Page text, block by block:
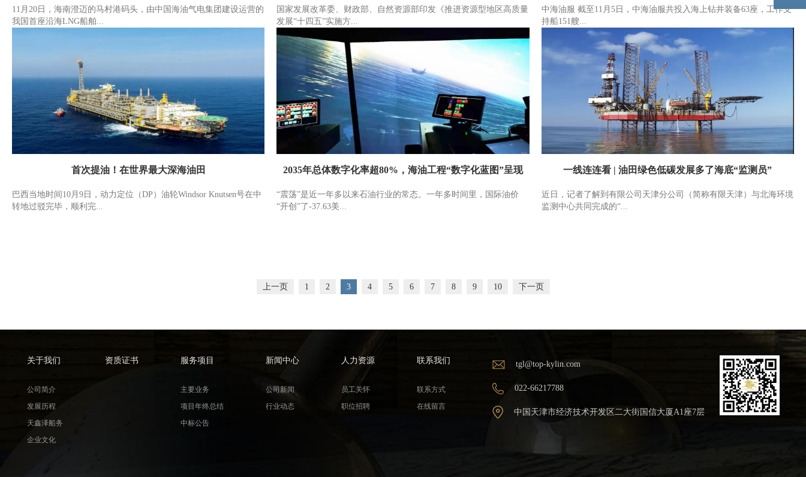
11月20日，海南澄迈的马村港码头，由中国海油气电集团建设运营的
我国首座沿海LNG船舶...
国家发展改革委、财政部、自然资源部印发《推进资源型地区高质量
发展“十四五”实施方...
中海油服 截至11月5日，中海油服共投入海上钻井装备63座，工作支
持船151艘...
首次提油！在世界最大深海油田
巴西当地时间10月9日，动力定位（DP）油轮Windsor Knutsen号在中
转地过驳完毕，顺利完...
2035年总体数字化率超80%，海油工程“数字化蓝图”呈现
“震荡”是近一年多以来石油行业的常态。一年多时间里，国际油价
“开创”了-37.63美...
一线连连看 | 油田绿色低碳发展多了海底“监测员”
近日，记者了解到有限公司天津分公司（简称有限天津）与北海环境
监测中心共同完成的“...
上一页 1 2 3 4 5 6 7 8 9 10 下一页
关于我们
公司简介
发展历程
天鑫泽船务
企业文化
资质证书 服务项目
主要业务
项目年终总结
中标公告
新闻中心
公司新闻
行业动态
人力资源
员工关怀
职位招聘
联系我们
联系方式
在线留言
tgl@top-kylin.com
022-66217788
中国天津市经济技术开发区二大街国信大厦A1座7层